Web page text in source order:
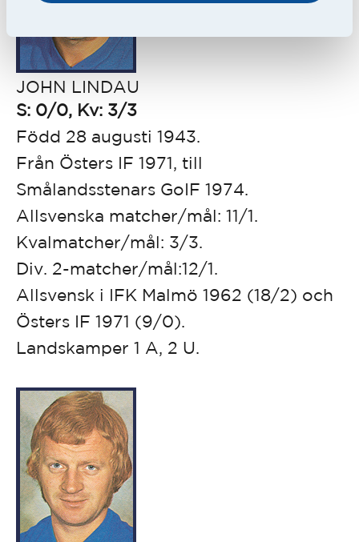
JOHN LINDAU
S: 0/0, Kv: 3/3
Född 28 augusti 1943.
Från Östers IF 1971, till
Smålandsstenars GoIF 1974.
Allsvenska matcher/mål: 11/1.
Kvalmatcher/mål: 3/3.
Div. 2-matcher/mål:12/1.
Allsvensk i IFK Malmö 1962 (18/2) och
Östers IF 1971 (9/0).
Landskamper 1 A, 2 U.